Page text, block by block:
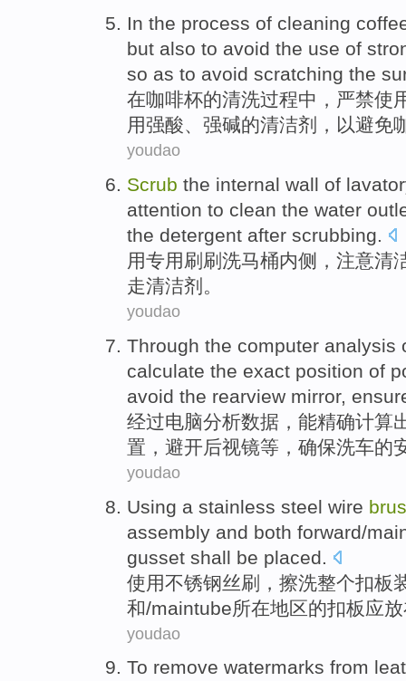
In the process of cleaning
but also to avoid the use of
so as to avoid scratching the
在咖啡杯的清洗过程中， 严禁使
用强酸、 强碱的清洁剂 ， 以避免
youdao
Scrub the internal wall of
attention to clean the water
the detergent after scrubbing.
用专用 刷刷洗马桶内侧 ， 注意清
走清洁剂 。
youdao
Through the computer analysis
calculate the exact position of
avoid the rearview mirror,
经过电脑分析数据 ， 能精确计算
置 ， 避开后视镜等， 确保洗车的
youdao
Using a stainless steel wire
assembly and both forward/
gusset shall be placed
使用不锈钢丝刷 ， 擦洗整个扣板
和/maintube所在地区的扣板应
youdao
To remove watermarks from